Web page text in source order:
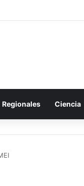
Regionales Ciencia